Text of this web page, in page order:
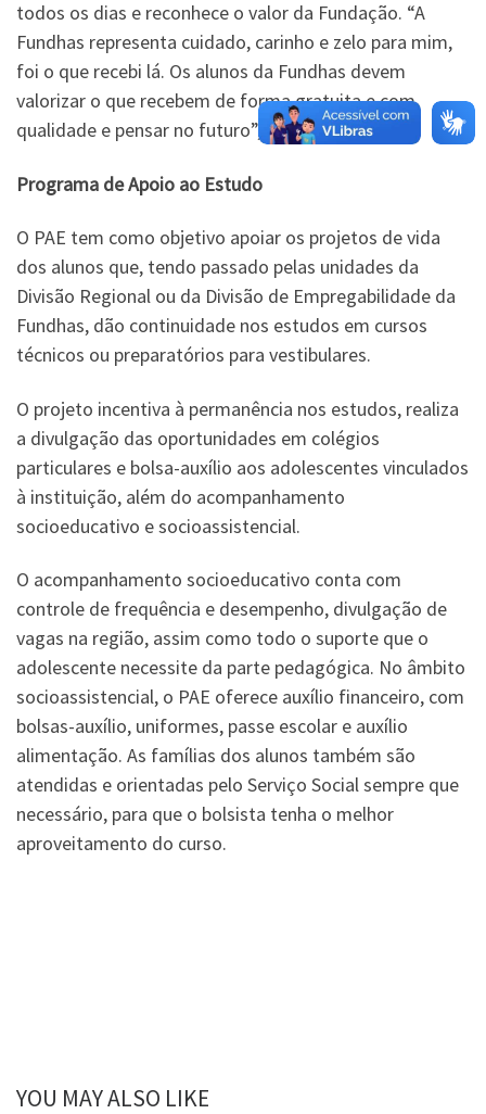
todos os dias e reconhece o valor da Fundação. “A
Fundhas representa cuidado, carinho e zelo para mim,
foi o que recebi lá. Os alunos da Fundhas devem
valorizar o que recebem de forma gratuita e com
qualidade e pensar no futuro”, disse.
Programa de Apoio ao Estudo
O PAE tem como objetivo apoiar os projetos de vida
dos alunos que, tendo passado pelas unidades da
Divisão Regional ou da Divisão de Empregabilidade da
Fundhas, dão continuidade nos estudos em cursos
técnicos ou preparatórios para vestibulares.
O projeto incentiva à permanência nos estudos, realiza
a divulgação das oportunidades em colégios
particulares e bolsa-auxílio aos adolescentes vinculados
à instituição, além do acompanhamento
socioeducativo e socioassistencial.
O acompanhamento socioeducativo conta com
controle de frequência e desempenho, divulgação de
vagas na região, assim como todo o suporte que o
adolescente necessite da parte pedagógica. No âmbito
socioassistencial, o PAE oferece auxílio financeiro, com
bolsas-auxílio, uniformes, passe escolar e auxílio
alimentação. As famílias dos alunos também são
atendidas e orientadas pelo Serviço Social sempre que
necessário, para que o bolsista tenha o melhor
aproveitamento do curso.
YOU MAY ALSO LIKE